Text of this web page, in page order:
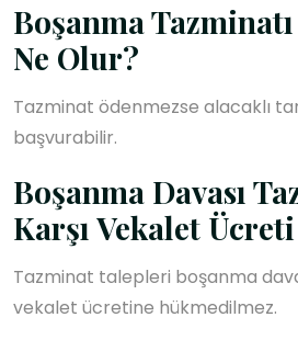
Boşanma
Ne Olur?
Tazminat ödenmezse alacaklı
başvurabilir.
Boşanma Davası
Karşı Vekalet Ücreti
Tazminat talepleri boşanma
vekalet ücretine hükmedilmez.